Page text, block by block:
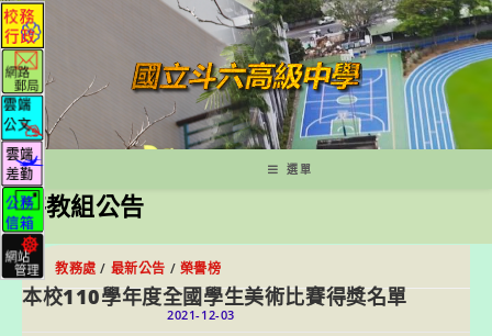
跳
轉
至
主
要
內
容
選單
特教組公告
教務處 / 最新公告 / 榮譽榜
本校110學年度全國學生美術比賽得獎名單
2021-12-03